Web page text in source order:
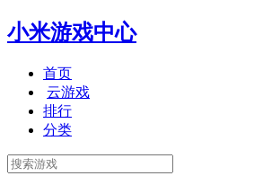
小米游戏中心
首页
云游戏
排行
分类